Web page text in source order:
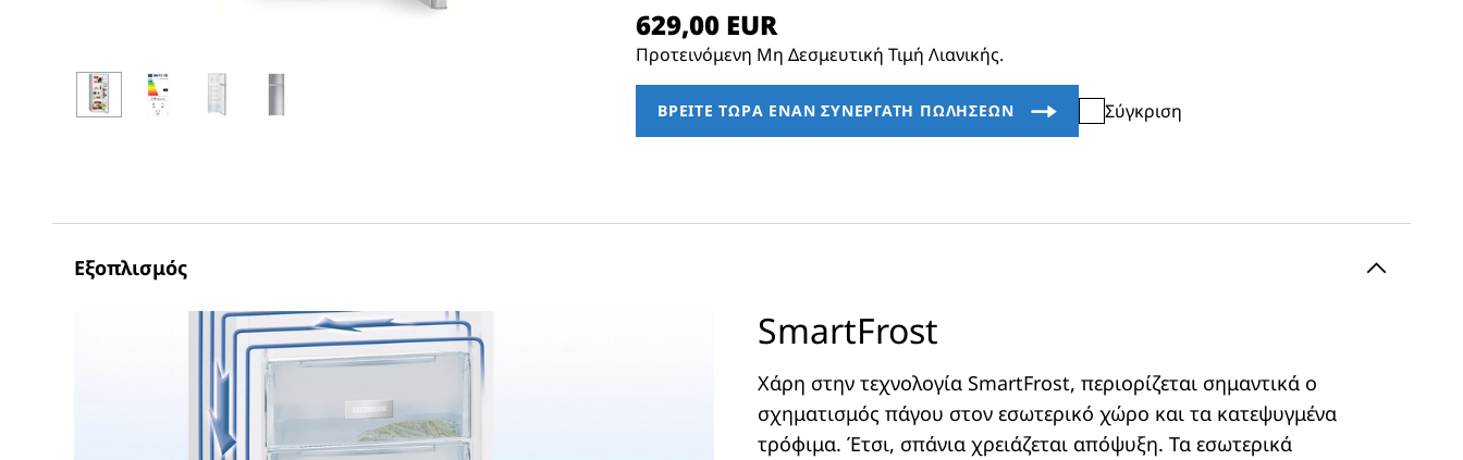
Προτεινόμενη Μη Δεσμευτική Τιμή Λιανικής.
Σύγκριση
SmartFrost
Χάρη στην τεχνολογία SmartFrost, περιορίζεται σημαντικά ο
σχηματισμός πάγου στον εσωτερικό χώρο και τα κατεψυγμένα
τρόφιμα. Έτσι, σπάνια χρειάζεται απόψυξη. Τα εσωτερικά